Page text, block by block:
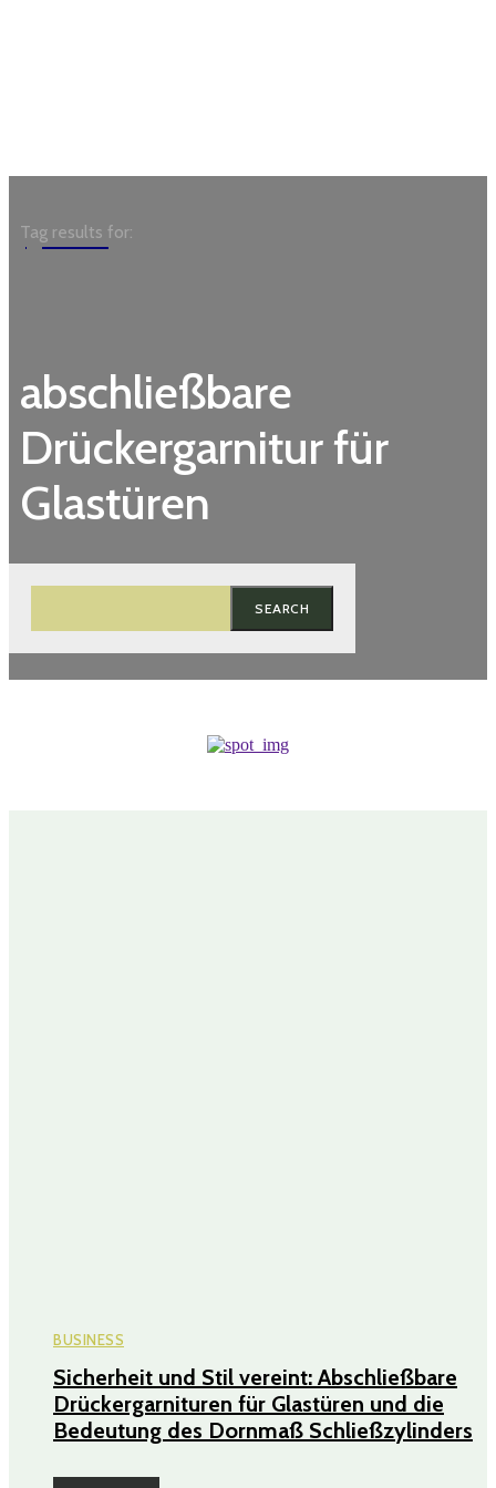
Garden
abschließbare
Drückergarnitur für
Glastüren
SEARCH
Tag results for:
BUSINESS
Sicherheit und Stil vereint: Abschließbare
Drückergarnituren für Glastüren und die
Bedeutung des Dornmaß Schließzylinders